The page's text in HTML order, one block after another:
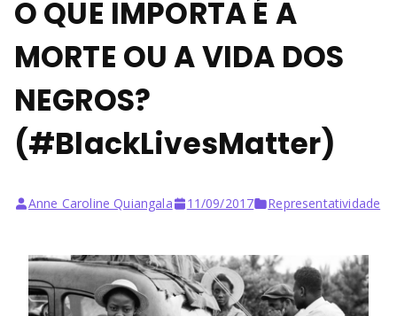
O QUE IMPORTA É A
MORTE OU A VIDA DOS
NEGROS?
(#BlackLivesMatter)
Anne Caroline Quiangala 11/09/2017 Representatividade